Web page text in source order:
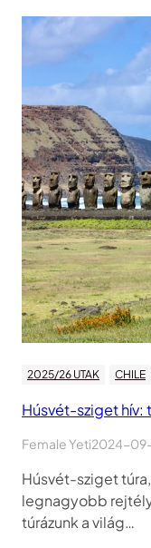
2025/26 UTAK CHILE
Húsvét-sziget hív:
Female Yeti2024-
Húsvét-sziget
legnagyobb
túrázunk a világ…